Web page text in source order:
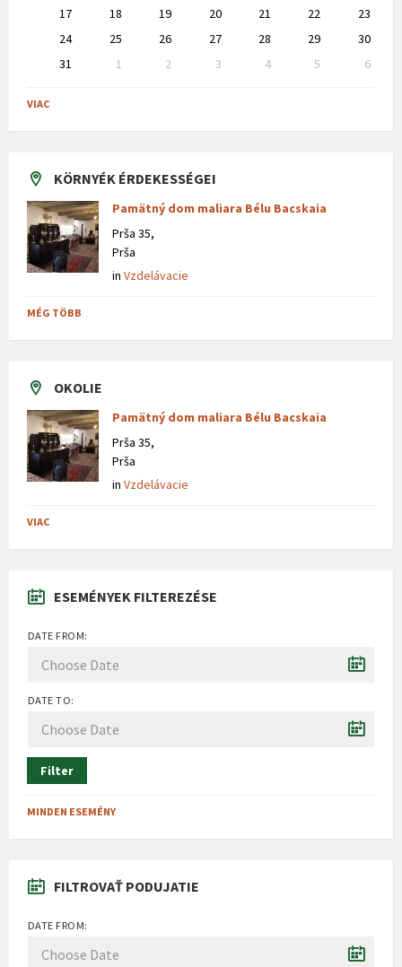
17 18 19 20 21 22
23
24
25 26 27 28 29
30
31
1 2 3 4 5
6
to
calendar
VIAC
KÖRNYÉK ÉRDEKESSÉGEI
Pamätný dom maliara Bélu Bacskaia
Prša 35,
Prša
in Vzdelávacie
MÉG TÖBB
OKOLIE
Pamätný dom maliara Bélu Bacskaia
Prša 35,
Prša
in Vzdelávacie
VIAC
ESEMÉNYEK FILTEREZÉSE
DATE FROM:
DATE TO:
Filter
MINDEN ESEMÉNY
FILTROVAŤ PODUJATIE
DATE FROM: